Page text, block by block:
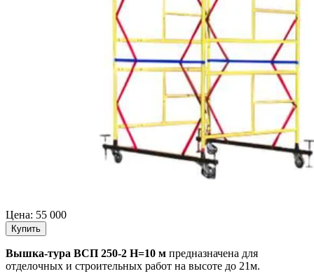
Цена: 55 000
Купить
Вышка-тура ВСП 250-2 Н=10 м предназначена для
отделочных и строительных работ на высоте до 21м.